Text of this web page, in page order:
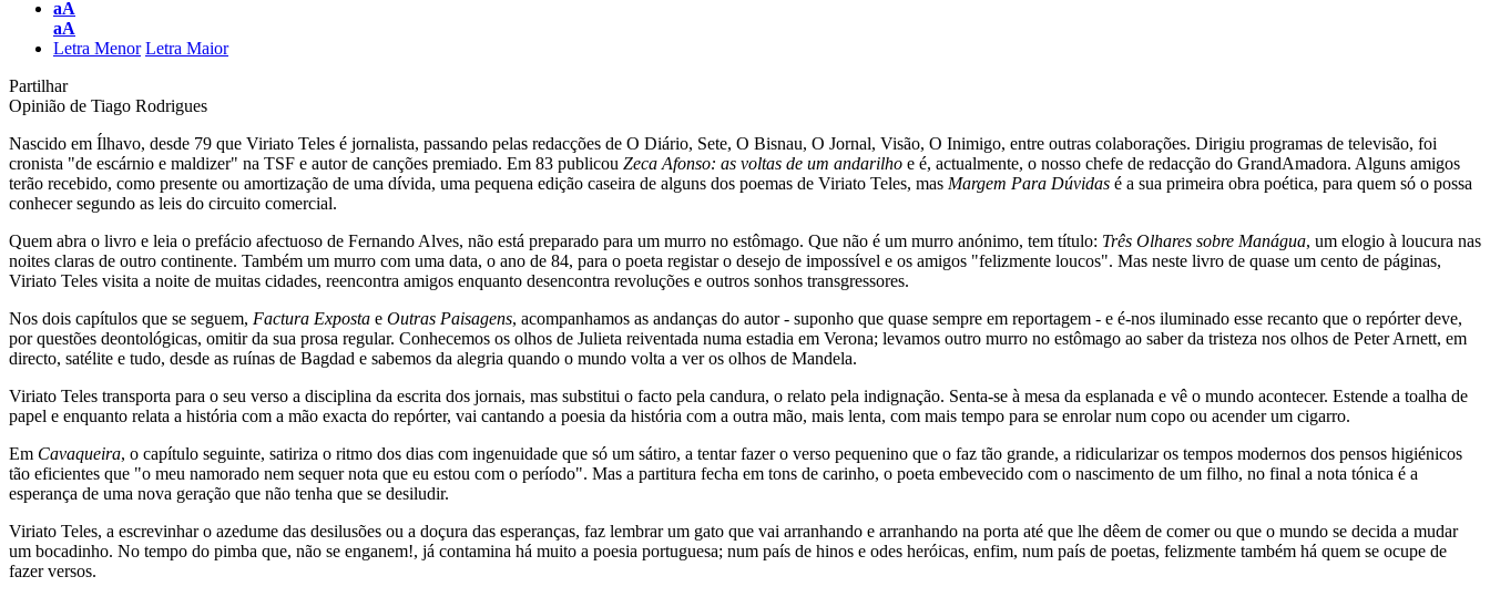
aA
aA
Letra Menor Letra Maior
Partilhar
Opinião de Tiago Rodrigues
Nascido em Ílhavo, desde 79 que Viriato Teles é jornalista, passando pelas redacções de O Diário, Sete, O Bisnau, O Jornal, Visão, O Inimigo, entre outras colaborações. Dirigiu programas de televisão, foi
cronista "de escárnio e maldizer" na TSF e autor de canções premiado. Em 83 publicou Zeca Afonso: as voltas de um andarilho e é, actualmente, o nosso chefe de redacção do GrandAmadora. Alguns amigos
terão recebido, como presente ou amortização de uma dívida, uma pequena edição caseira de alguns dos poemas de Viriato Teles, mas Margem Para Dúvidas é a sua primeira obra poética, para quem só o possa
conhecer segundo as leis do circuito comercial.
Quem abra o livro e leia o prefácio afectuoso de Fernando Alves, não está preparado para um murro no estômago. Que não é um murro anónimo, tem título: Três Olhares sobre Manágua, um elogio à loucura nas
noites claras de outro continente. Também um murro com uma data, o ano de 84, para o poeta registar o desejo de impossível e os amigos "felizmente loucos". Mas neste livro de quase um cento de páginas,
Viriato Teles visita a noite de muitas cidades, reencontra amigos enquanto desencontra revoluções e outros sonhos transgressores.
Nos dois capítulos que se seguem, Factura Exposta e Outras Paisagens, acompanhamos as andanças do autor - suponho que quase sempre em reportagem - e é-nos iluminado esse recanto que o repórter deve,
por questões deontológicas, omitir da sua prosa regular. Conhecemos os olhos de Julieta reiventada numa estadia em Verona; levamos outro murro no estômago ao saber da tristeza nos olhos de Peter Arnett, em
directo, satélite e tudo, desde as ruínas de Bagdad e sabemos da alegria quando o mundo volta a ver os olhos de Mandela.
Viriato Teles transporta para o seu verso a disciplina da escrita dos jornais, mas substitui o facto pela candura, o relato pela indignação. Senta-se à mesa da esplanada e vê o mundo acontecer. Estende a toalha de
papel e enquanto relata a história com a mão exacta do repórter, vai cantando a poesia da história com a outra mão, mais lenta, com mais tempo para se enrolar num copo ou acender um cigarro.
Em Cavaqueira, o capítulo seguinte, satiriza o ritmo dos dias com ingenuidade que só um sátiro, a tentar fazer o verso pequenino que o faz tão grande, a ridicularizar os tempos modernos dos pensos higiénicos
tão eficientes que "o meu namorado nem sequer nota que eu estou com o período". Mas a partitura fecha em tons de carinho, o poeta embevecido com o nascimento de um filho, no final a nota tónica é a
esperança de uma nova geração que não tenha que se desiludir.
Viriato Teles, a escrevinhar o azedume das desilusões ou a doçura das esperanças, faz lembrar um gato que vai arranhando e arranhando na porta até que lhe dêem de comer ou que o mundo se decida a mudar
um bocadinho. No tempo do pimba que, não se enganem!, já contamina há muito a poesia portuguesa; num país de hinos e odes heróicas, enfim, num país de poetas, felizmente também há quem se ocupe de
fazer versos.